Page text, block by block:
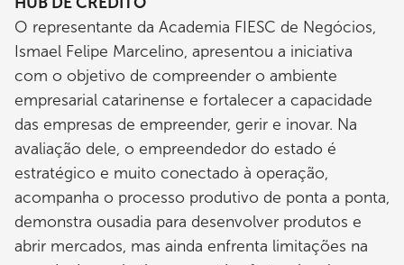
O representante da Academia FIESC de Negócios,
Ismael Felipe Marcelino, apresentou a iniciativa
com o objetivo de compreender o ambiente
empresarial catarinense e fortalecer a capacidade
das empresas de empreender, gerir e inovar. Na
avaliação dele, o empreendedor do estado é
estratégico e muito conectado à operação,
acompanha o processo produtivo de ponta a ponta,
demonstra ousadia para desenvolver produtos e
abrir mercados, mas ainda enfrenta limitações na